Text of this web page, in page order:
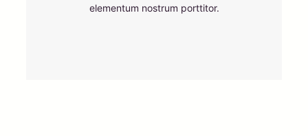
elementum nostrum porttitor.